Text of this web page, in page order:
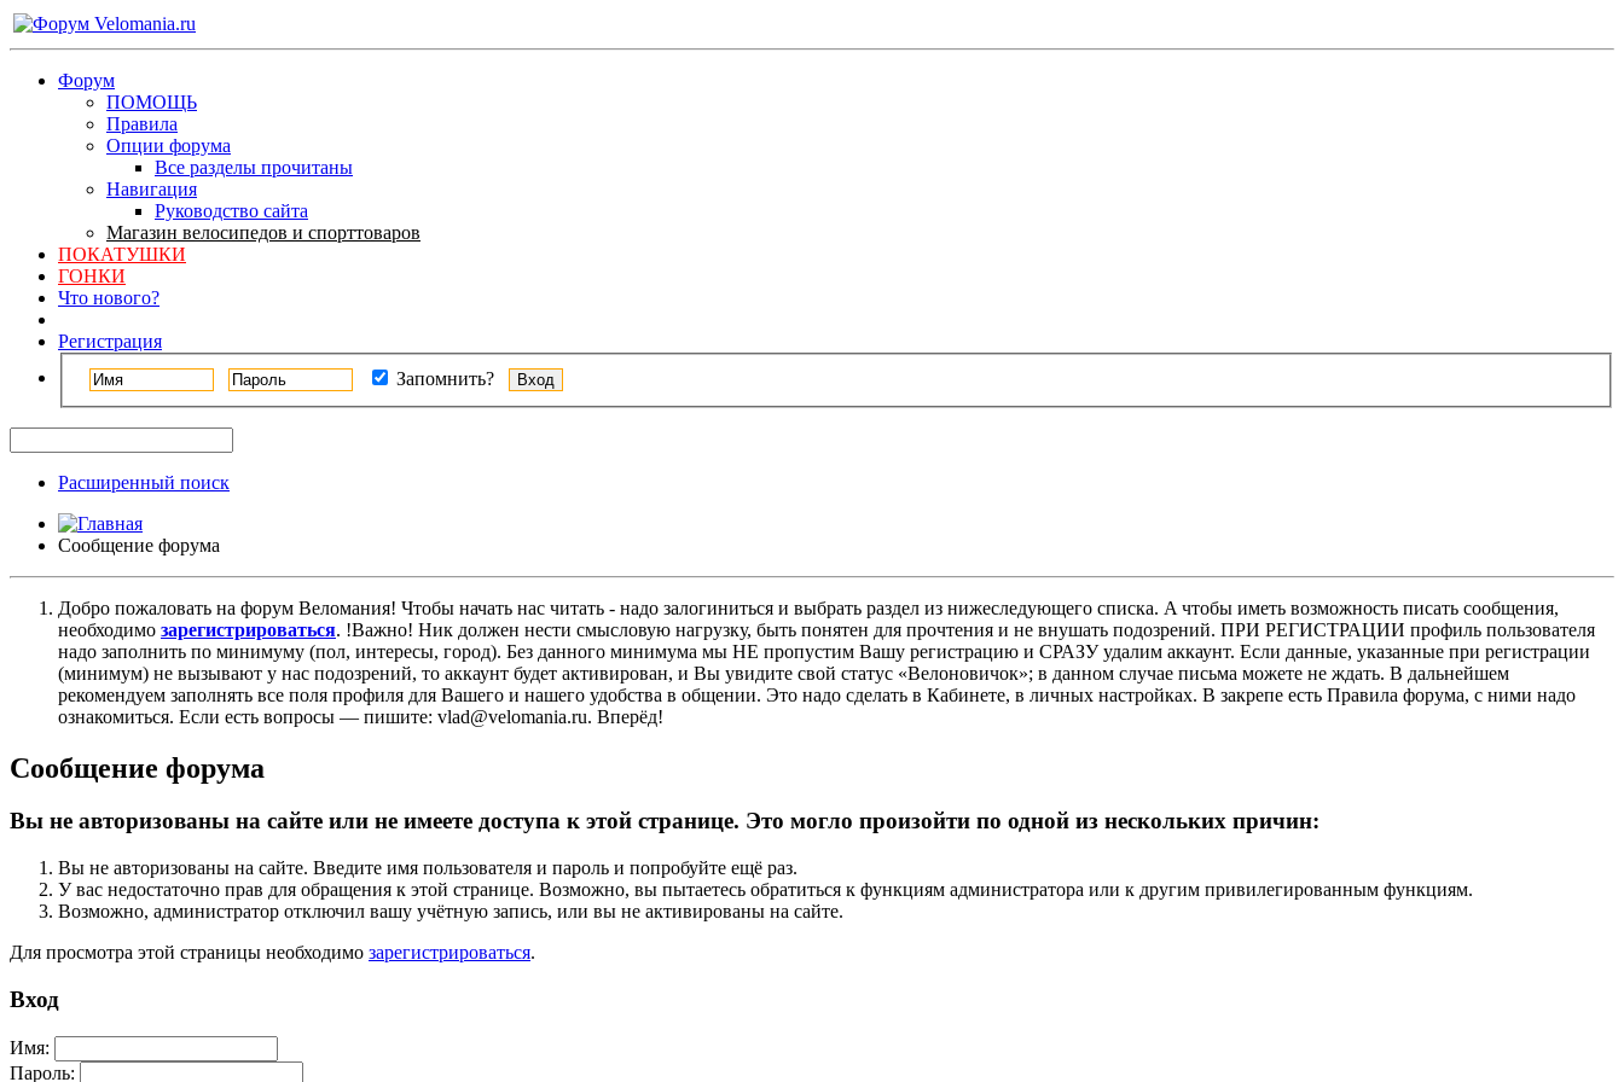
Форум
ПОМОЩЬ
Правила
Опции форума
Все разделы прочитаны
Навигация
Руководство сайта
Магазин велосипедов и спорттоваров
ПОКАТУШКИ
ГОНКИ
Что нового?
Регистрация
Запомнить?
Расширенный поиск
Сообщение форума
Добро пожаловать на форум Веломания! Чтобы начать нас читать - надо залогиниться и выбрать раздел из нижеследующего списка. A чтобы иметь возможность писать сообщения,
необходимо зарегистрироваться. !Важно! Ник должен нести смысловую нагрузку, быть понятен для прочтения и не внушать подозрений. ПРИ РЕГИСТРАЦИИ профиль пользователя
надо заполнить по минимуму (пол, интересы, город). Без данного минимума мы НЕ пропустим Вашу регистрацию и СРАЗУ удалим аккаунт. Если данные, указанные при регистрации
(минимум) не вызывают у нас подозрений, то аккаунт будет активирован, и Вы увидите свой статус «Велоновичок»; в данном случае письма можете не ждать. В дальнейшем
рекомендуем заполнять все поля профиля для Вашего и нашего удобства в общении. Это надо сделать в Кабинете, в личных настройках. В закрепе есть Правила форума, с ними надо
ознакомиться. Если есть вопросы — пишите: vlad@velomania.ru. Вперёд!
Сообщение форума
Вы не авторизованы на сайте или не имеете доступа к этой странице. Это могло произойти по одной из нескольких причин:
Вы не авторизованы на сайте. Введите имя пользователя и пароль и попробуйте ещё раз.
У вас недостаточно прав для обращения к этой странице. Возможно, вы пытаетесь обратиться к функциям администратора или к другим привилегированным функциям.
Возможно, администратор отключил вашу учётную запись, или вы не активированы на сайте.
Для просмотра этой страницы необходимо зарегистрироваться.
Вход
Имя:
Пароль: